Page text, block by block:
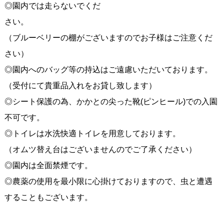
◎園内では走らないでくだ
さい。
（ブルーベリーの棚がございますのでお子様はご注意くだ
さい）
◎園内へのバッグ等の持込はご遠慮いただいております。
（受付にて貴重品入れをお貸し致します）
◎シート保護の為、かかとの尖った靴(ピンヒール)での入園
不可です。
◎トイレは水洗快適トイレを用意しております。
（オムツ替え台はございませんのでご了承ください）
◎園内は全面禁煙です。
◎農薬の使用を最小限に心掛けておりますので、虫と遭遇
することもございます。